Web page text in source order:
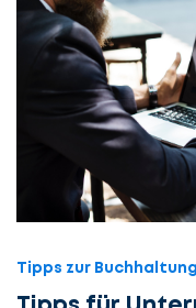
Tipps zur Buchhaltung